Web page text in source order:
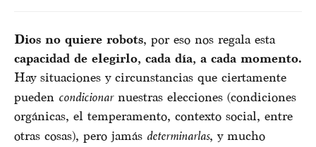
Dios no quiere robots, por eso nos regala esta
capacidad de elegirlo, cada día, a cada momento.
Hay situaciones y circunstancias que ciertamente
pueden condicionarnuestras elecciones (condiciones
orgánicas, el temperamento, contexto social, entre
otras cosas), pero jamás determinarlas, y mucho